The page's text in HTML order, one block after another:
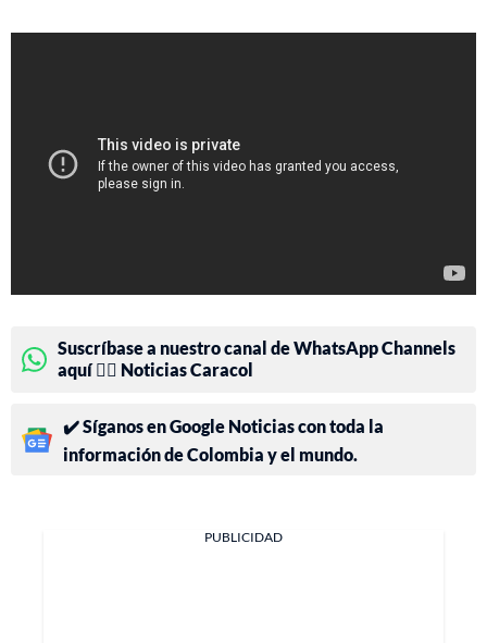
Suscríbase a nuestro canal de WhatsApp Channels
aquí 👉🏻 Noticias Caracol
✔️ Síganos en Google Noticias con toda la
información de Colombia y el mundo.
PUBLICIDAD